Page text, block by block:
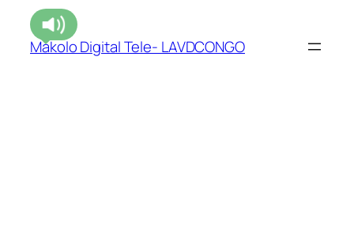
Makolo Digital Tele- LAVDCONGO